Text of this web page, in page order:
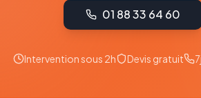
01 88 33 64 60
Intervention sous 2h Devis gratuit